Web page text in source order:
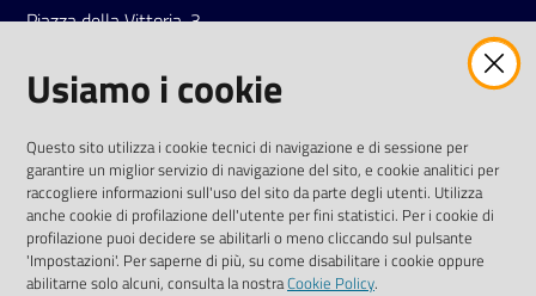
Piazza della Vittoria, 3
Tel.0522 7961
LinkedinFacebookInstagram
Usiamo i cookie
Questo sito utilizza i cookie tecnici di navigazione e di sessione per
garantire un miglior servizio di navigazione del sito, e cookie analitici per
raccogliere informazioni sull'uso del sito da parte degli utenti. Utilizza
anche cookie di profilazione dell'utente per fini statistici. Per i cookie di
profilazione puoi decidere se abilitarli o meno cliccando sul pulsante
'Impostazioni'. Per saperne di più, su come disabilitare i cookie oppure
abilitarne solo alcuni, consulta la nostraCookie Policy.